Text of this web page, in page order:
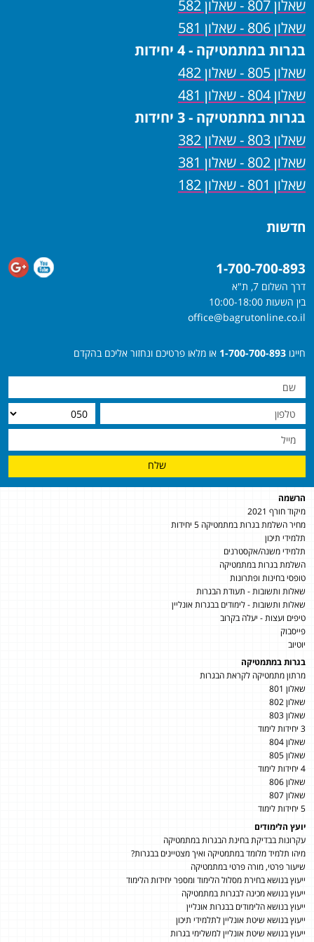
שאלון 807 - שאלון 582
שאלון 806 - שאלון 581
בגרות במתמטיקה - 4 יחידות
שאלון 805 - שאלון 482
שאלון 804 - שאלון 481
בגרות במתמטיקה - 3 יחידות
שאלון 803 - שאלון 382
שאלון 802 - שאלון 381
שאלון 801 - שאלון 182
חדשות
1-700-700-893
דרך השלום 7, ת"א
בין השעות 10:00-18:00
office@bagrutonline.co.il
חייגו 1-700-700-893 או מלאו פרטיכם ונחזור אליכם בהקדם
שלח
הרשמה
מיקוד חורף 2021
מחיר השלמת בגרות במתמטיקה 5 יחידות
תלמידי תיכון
תלמידי משנה/אקסטרנים
השלמת בגרות במתמטיקה
טופסי בחינות ופתרונות
שאלות ותשובות - תעודת הבגרות
שאלות ותשובות - לימודים בבגרות אונליין
טיפים ועצות - יעלה בקרוב
פייסבוק
יוטיוב
בגרות במתמטיקה
מרתון מתמטיקה לקראת הבגרות
שאלון 801
שאלון 802
שאלון 803
3 יחידות לימוד
שאלון 804
שאלון 805
4 יחידות לימוד
שאלון 806
שאלון 807
5 יחידות לימוד
יועץ הלימודים
עקרונות בבדיקת בחינת הבגרות במתמטיקה
מיהו תלמיד מלומד במתמטיקה ואיך מצטיינים בבגרות?
שיעור פרטי, מורה פרטי במתמטיקה
ייעוץ בנושא בחירת מסלול הלימוד ומספר יחידות הלימוד
ייעוץ בנושא מכינה לבגרות במתמטיקה
ייעוץ בנושא הלימודים בבגרות אונליין
ייעוץ בנושא שיטת אונליין לתלמידי תיכון
ייעוץ בנושא שיטת אונליין למשלימי בגרות